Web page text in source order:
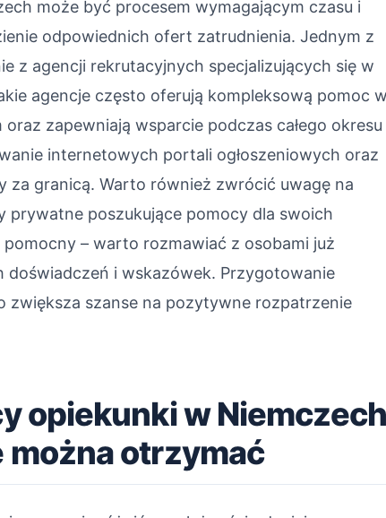
może być procesem wymagającym czasu i
odpowiednich ofert zatrudnienia. Jednym z
z agencji rekrutacyjnych specjalizujących się w
agencje często oferują kompleksową pomoc
zapewniają wsparcie podczas całego okresu
internetowych portali ogłoszeniowych oraz
za granicą. Warto również zwrócić uwagę na
prywatne poszukujące pomocy dla swoich
– warto rozmawiać z osobami już
i wskazówek. Przygotowanie
zwiększa szanse na pozytywne rozpatrzenie
opiekunki w Niemczech
można otrzymać